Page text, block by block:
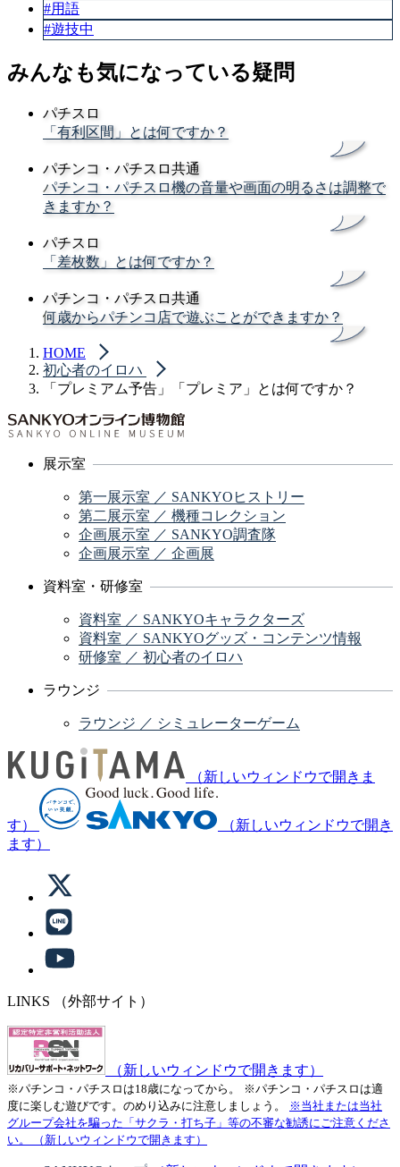
#用語
#遊技中
みんなも気になっている疑問
パチスロ
「有利区間」とは何ですか？
パチンコ・パチスロ共通
パチンコ・パチスロ機の音量や画面の明るさは調整で
きますか？
パチスロ
「差枚数」とは何ですか？
パチンコ・パチスロ共通
何歳からパチンコ店で遊ぶことができますか？
HOME
初心者のイロハ
「プレミアム予告」「プレミア」とは何ですか？
展示室
第一展示室 ／ SANKYOヒストリー
第二展示室 ／ 機種コレクション
企画展示室 ／ SANKYO調査隊
企画展示室 ／ 企画展
資料室・研修室
資料室 ／ SANKYOキャラクターズ
資料室 ／ SANKYOグッズ・コンテンツ情報
研修室 ／ 初心者のイロハ
ラウンジ
ラウンジ ／ シミュレーターゲーム
（新しいウィンドウで開きま
す）
（新しいウィンドウで開き
ます）
LINKS （外部サイト）
（新しいウィンドウで開きます）
※パチンコ・パチスロは18歳になってから。
※パチンコ・パチスロは適
度に楽しむ遊びです。のめり込みに注意しましょう。
※当社または当社
グループ会社を騙った「サクラ・打ち子」等の不審な勧誘にご注意くださ
い。
（新しいウィンドウで開きます）